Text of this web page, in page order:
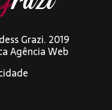
Grazi. 2019
Agência Web